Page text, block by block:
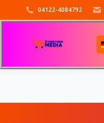
04122-4084792